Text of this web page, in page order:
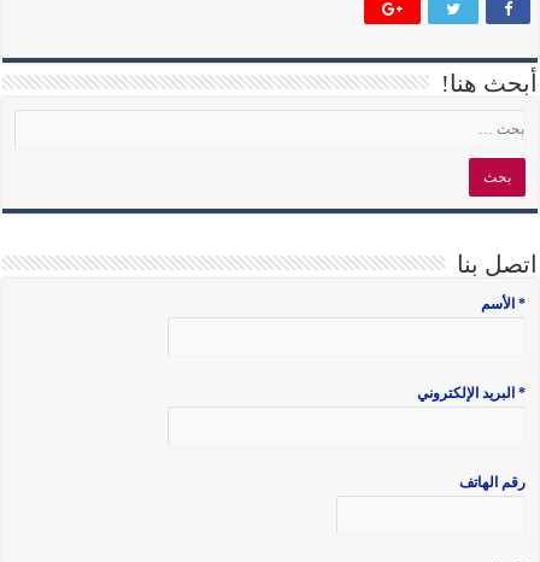
أبحث هنا!
اتصل بنا
* الأسم
* البريد الإلكتروني
رقم الهاتف